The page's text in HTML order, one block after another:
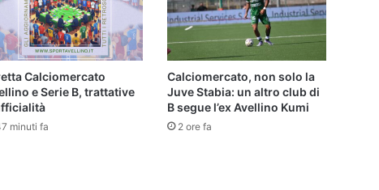
Calciomercato
e Serie B, trattative
minuti fa
Calciomercato, non solo la
Juve Stabia: un altro club di
B segue l’ex Avellino Kumi
2 ore fa